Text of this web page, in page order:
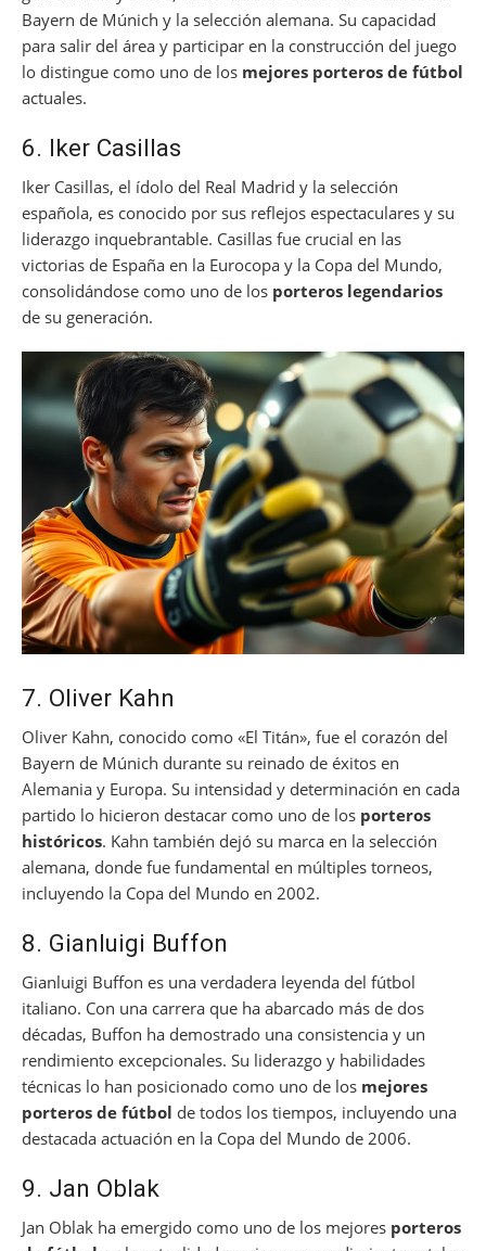
Bayern de Múnich y la selección alemana. Su capacidad
para salir del área y participar en la construcción del juego
lo distingue como uno de los mejores porteros de fútbol
actuales.
6. Iker Casillas
Iker Casillas, el ídolo del Real Madrid y la selección
española, es conocido por sus reflejos espectaculares y su
liderazgo inquebrantable. Casillas fue crucial en las
victorias de España en la Eurocopa y la Copa del Mundo,
consolidándose como uno de los porteros legendarios
de su generación.
7. Oliver Kahn
Oliver Kahn, conocido como «El Titán», fue el corazón del
Bayern de Múnich durante su reinado de éxitos en
Alemania y Europa. Su intensidad y determinación en cada
partido lo hicieron destacar como uno de los porteros
históricos. Kahn también dejó su marca en la selección
alemana, donde fue fundamental en múltiples torneos,
incluyendo la Copa del Mundo en 2002.
8. Gianluigi Buffon
Gianluigi Buffon es una verdadera leyenda del fútbol
italiano. Con una carrera que ha abarcado más de dos
décadas, Buffon ha demostrado una consistencia y un
rendimiento excepcionales. Su liderazgo y habilidades
técnicas lo han posicionado como uno de los mejores
porteros de fútbol de todos los tiempos, incluyendo una
destacada actuación en la Copa del Mundo de 2006.
9. Jan Oblak
Jan Oblak ha emergido como uno de los mejores porteros